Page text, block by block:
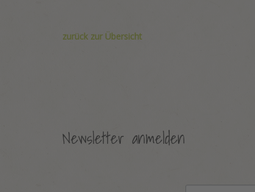
zurück zur Übersicht
Newsletter anmelden